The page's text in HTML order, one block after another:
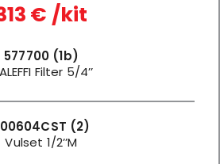
€ /kit
577700 (1b)
Filter 5/4’’
(2)
Vulset 1/2’’M